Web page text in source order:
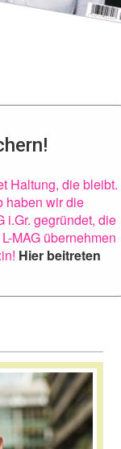
Haltung, die bleibt.
haben wir die
i.Gr. gegründet, die
MAG übernehmen
Hier beitreten